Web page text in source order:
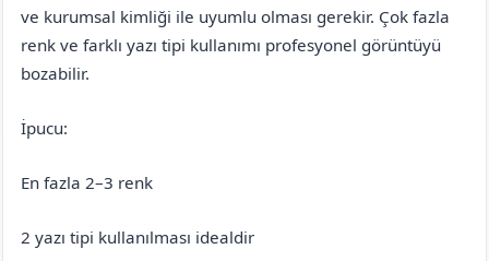
ve kurumsal kimliği ile uyumlu olması gerekir. Çok fazla
renk ve farklı yazı tipi kullanımı profesyonel görüntüyü
bozabilir.
İpucu:
En fazla 2–3 renk
2 yazı tipi kullanılması idealdir